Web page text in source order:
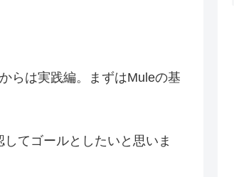
らは実践編。まずはMuleの基
てゴールとしたいと思いま